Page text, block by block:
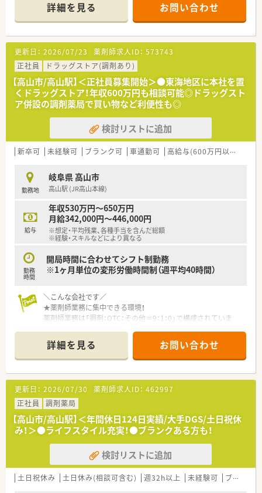
【店舗情報と応需状況について】
■高山駅から通勤可能な場所に位置し、幅広い医療機関から1日
あたり約150枚の処方箋を面受けで応需しています。
■薬剤師は常勤で7名、事務員も常勤3名とパート2名が在籍して
おり、手厚い人員体制で日々の業務を行っています。
■面受けのため様々な疾患の処方箋に触れる機会が多く、薬剤師
としての対応力や専門的な知識を磨ける環境です。
【法人特徴について】
■東証プライムに上場しているバローホールディングスのグル
ープ企業であり、安定した経営基盤を持つ大手法人です。
■調剤業務に集中できる環境作りに注力しており、雑務的な業務
は一切なく患者様との対話にしっかりと時間を使えます。
■全店舗において電子薬歴用のタブレット端末が1人1台ずつ導
【こんな取り組みをしています】
■ワークライフバランス推進のエクセレント企業として認定さ
れており、仕事と家庭の両立支援に会社を挙げて力を入れていま
す。
■研修認定薬剤師の取得に向けた費用負担や、キャリア採用者に
向けた充実した薬歴研修などを完備してスキルアップを支援し
■医療教育課から外部研修の案内や各種情報発信が定期的に行
われており、継続的な学習を会社が全面的にバックアップしま
詳細を見る お問い合わせ
更新日： 2026/07/23 薬剤師求人ID： 573743
正社員
ドラッグストア(調剤あり)
【高山市/高山駅】＜正社員募集開始＞●東海地区に本社を置
くドラッグストア！年収600万円も相談可能◎ドラッグスト
ア併設の調剤薬局で買い物など利便性も◎
検討リストに追加
新卒可 未経験可 ブランク可 車通勤可 高給与(600万円以上)
勤務地
岐阜県 高山市
高山駅 (JR高山本線)
給与
年収530万円～650万円
月給342,000円～446,000円
※想定・平均残業、各種手当を含んだ総額
※経験・スキルなどにより異なる
勤務
時間
開局時間に合わせてシフト制勤務
※1ヶ月単位の変形労働時間制（週平均40時間）
＼こんな会社です／
★薬剤師業務に集中できる環境！
薬剤師業務は「調剤：OTC：その他＝9：1：0」で構成されていま
また、1人1台iPadが支給されるためカスタマイズ機能も利用で
き、ストレスなく薬歴記載ができます。
このように利便性の高いシステムを導入することで、時間を有効
活用し対人業務を充実させることが可能です。
★地域に密着した健康ステーション！
スーパーやスポーツクラブなどのグループ企業と共に、多業種と
連携した出店をしております。
「調剤の待ち時間に買物を…」「いつも利用するスーパーでお薬
を受け取れると便利…」といった利便性・集客力があり、
不特定多数の医療機関から発行された面分業の処方せんが集ま
取り扱う薬剤の種類が多く、疾患内容も多岐にわたっており、幅
広い勉強ができるのも特徴です。
詳細を見る お問い合わせ
更新日： 2026/07/30 薬剤師求人ID： 462997
正社員
調剤薬局
【高山市/高山駅】＜年間休日124日実績/大手DGS/土日祝休
み！＞●ライフスタイル充実！●ブランクある方も！
検討リストに追加
土日祝休み 土日休み(相談可含む) 週32h以上 未経験可 ブランク可